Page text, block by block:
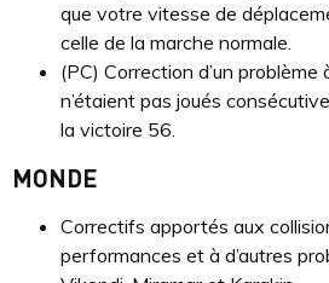
que votre vitesse de
celle de la marche normale.
(PC) Correction d’un problème
n’étaient pas joués
la victoire 56.
MONDE
Correctifs apportés aux
performances et à d’autres